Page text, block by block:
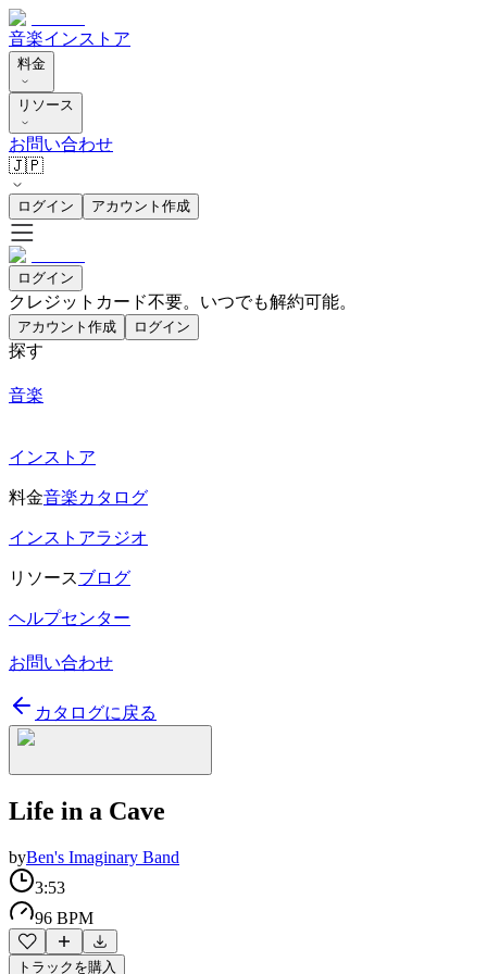
音楽インストア
料金
リソース
お問い合わせ
🇯🇵
ログイン アカウント作成
ログイン
クレジットカード不要。いつでも解約可能。
アカウント作成 ログイン
探す
音楽
インストア
料金音楽カタログ
インストアラジオ
リソースブログ
ヘルプセンター
お問い合わせ
カタログに戻る
Life in a Cave
byBen's Imaginary Band
3:53
96 BPM
トラックを購入